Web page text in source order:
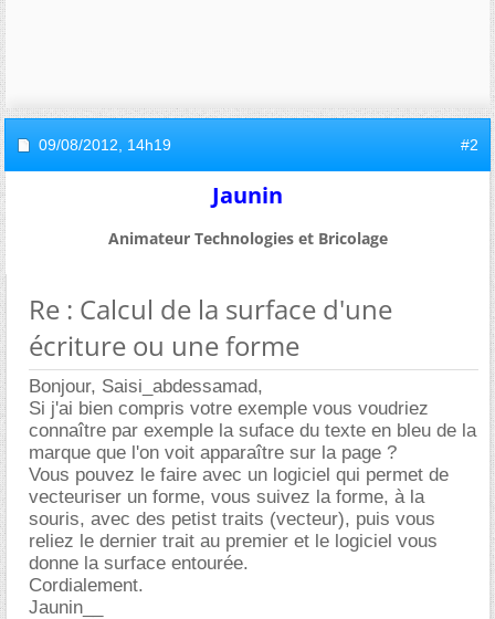
09/08/2012, 14h19 #2
Jaunin
Animateur Technologies et Bricolage
Re : Calcul de la surface d'une
écriture ou une forme
Bonjour, Saisi_abdessamad,
Si j'ai bien compris votre exemple vous voudriez
connaître par exemple la suface du texte en bleu de la
marque que l'on voit apparaître sur la page ?
Vous pouvez le faire avec un logiciel qui permet de
vecteuriser un forme, vous suivez la forme, à la
souris, avec des petist traits (vecteur), puis vous
reliez le dernier trait au premier et le logiciel vous
donne la surface entourée.
Cordialement.
Jaunin__